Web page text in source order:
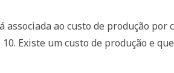
associada ao custo de produção
Existe um custo de produção e